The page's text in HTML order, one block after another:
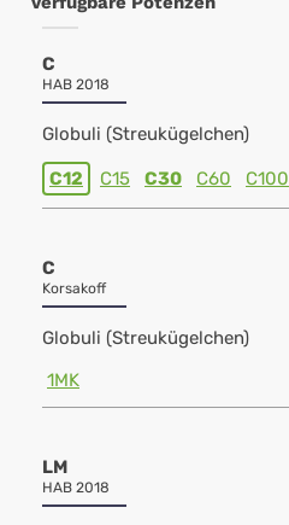
C
HAB 2018
Globuli (Streukügelchen)
C12 C15 C30 C60 C100
C
Korsakoff
Globuli (Streukügelchen)
1MK
LM
HAB 2018